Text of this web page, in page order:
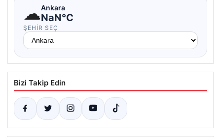
☁Ankara
NaN°C
ŞEHIR SEÇ
Bizi Takip Edin